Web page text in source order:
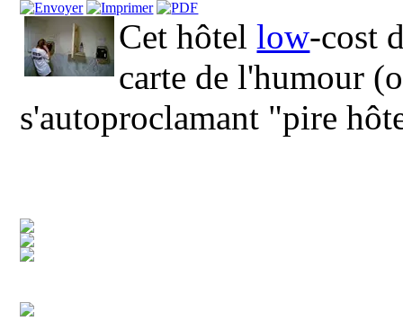
Cet hôtellow-cost
carte de l'humour
s'autoproclamant "pire